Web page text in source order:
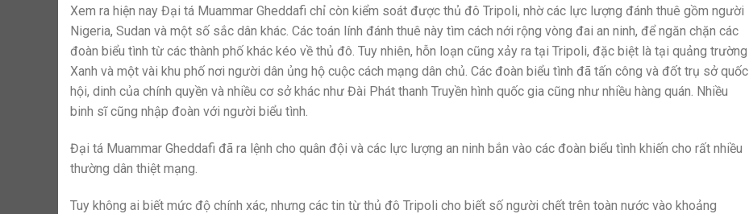
Xem ra hiện nay Đại tá Muammar Gheddafi chỉ còn kiểm soát được thủ đô Tripoli, nhờ các lực lượng đánh thuê gồm người
Nigeria, Sudan và một số sắc dân khác. Các toán lính đánh thuê này tìm cách nới rộng vòng đai an ninh, để ngăn chặn các
đoàn biểu tình từ các thành phố khác kéo về thủ đô. Tuy nhiên, hỗn loạn cũng xảy ra tại Tripoli, đặc biệt là tại quảng trường
Xanh và một vài khu phố nơi người dân ủng hộ cuộc cách mạng dân chủ. Các đoàn biểu tình đã tấn công và đốt trụ sở quốc
hội, dinh của chính quyền và nhiều cơ sở khác như Đài Phát thanh Truyền hình quốc gia cũng như nhiều hàng quán. Nhiều
binh sĩ cũng nhập đoàn với người biểu tình.
Đại tá Muammar Gheddafi đã ra lệnh cho quân đội và các lực lượng an ninh bắn vào các đoàn biểu tình khiến cho rất nhiều
thường dân thiệt mạng.
Tuy không ai biết mức độ chính xác, nhưng các tin từ thủ đô Tripoli cho biết số người chết trên toàn nước vào khoảng